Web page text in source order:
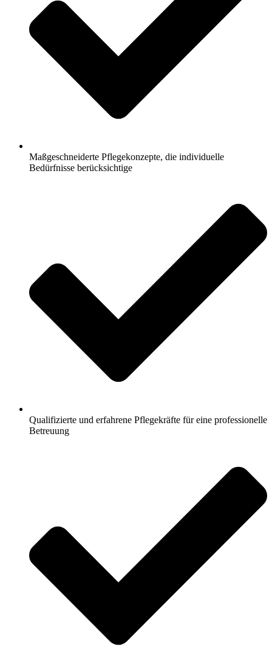
Maßgeschneiderte Pflegekonzepte, die individuelle
Bedürfnisse berücksichtige
Qualifizierte und erfahrene Pflegekräfte für eine professionelle
Betreuung